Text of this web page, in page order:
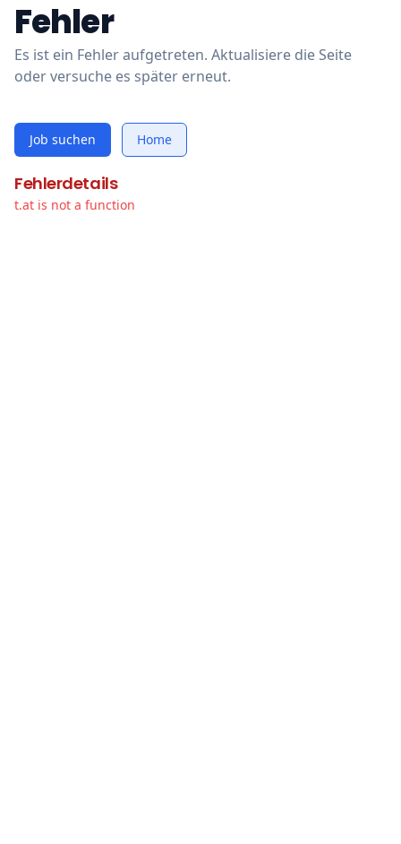
Fehler
Es ist ein Fehler aufgetreten. Aktualisiere die Seite
oder versuche es später erneut.
Job suchen Home
Fehlerdetails
t.at is not a function